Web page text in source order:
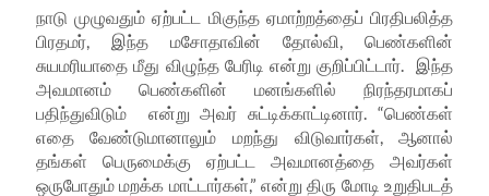
நாடு முழுவதும்ஏற்பட்ட மிகுந்த ஏமாற்றத்தைப் பிரதிபலித்த
பிரதமர், இந்த மசோதாவின் தோல்வி ,பெண்களின்
சுயமரியாதை மீது விழுந்த பேரிடி என்று குறிப்பிட்டார். இந்த
அவமானம் பெண்களின் மனங்களில் நிரந்தரமாகப்
பதிந்துவிடும் என்று அவர் சுட்டிக்காட்டினார். “பெண்கள்
எதை வேண்டுமானாலும் மறந்து விடுவார்கள் ,ஆனால்
தங்கள் பெருமைக்கு ஏற்பட்ட அவமானத்தை அவர்கள்
ஒருபோதும் மறக்க மாட்டார்கள்,”என்று திரு மோடி உறுதிபடத்